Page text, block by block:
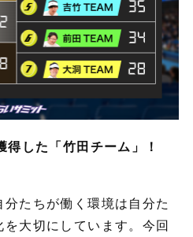
した「竹田チーム」！
たちが働く環境は自分た
大切にしています。今回